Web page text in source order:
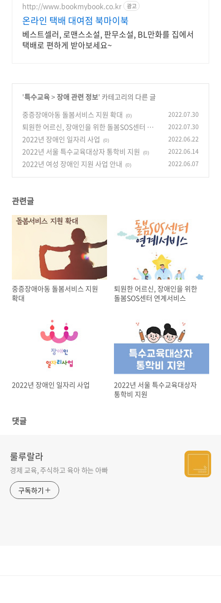
http://www.bookmybook.co.kr 광고
온라인 택배 대여점 북마이북
베스트셀러, 로맨스소설, 판무소설, BL만화를 집에서
택배로 편하게 받아보세요~
'특수교육> 장애 관련 정보' 카테고리의 다른 글
중증장애아동 돌봄서비스 지원 확대
(0) 2022.07.30
퇴원한 어르신, 장애인을 위한 돌봄SOS센터 연
계서비스 (0)
2022.07.30
2022년 장애인 일자리 사업 (0) 2022.06.22
2022년 서울 특수교육대상자 통학비 지원 (0) 2022.06.14
2022년 여성 장애인 지원 사업 안내 (0) 2022.06.07
관련글
중증장애아동 돌봄서비스 지원
확대
퇴원한 어르신, 장애인을 위한
돌봄SOS센터 연계서비스
2022년 장애인 일자리 사업
2022년 서울 특수교육대상자
통학비 지원
댓글
룰루랄라
경제 교육, 주식하고 육아 하는 아빠
구독하기